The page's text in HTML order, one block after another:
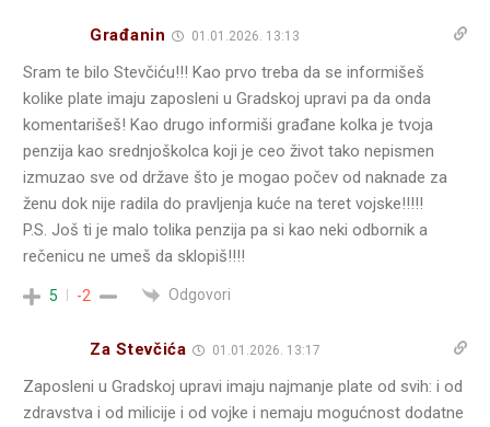
Građanin 01.01.2026. 13:13
Sram te bilo Stevčiću!!! Kao prvo treba da se informišeš
kolike plate imaju zaposleni u Gradskoj upravi pa da onda
komentarišeš! Kao drugo informiši građane kolka je tvoja
penzija kao srednjoškolca koji je ceo život tako nepismen
izmuzao sve od države što je mogao počev od naknade za
ženu dok nije radila do pravljenja kuće na teret vojske!!!!!
P.S. Još ti je malo tolika penzija pa si kao neki odbornik a
rečenicu ne umeš da sklopiš!!!!
5 -2 Odgovori
Za Stevčića 01.01.2026. 13:17
Zaposleni u Gradskoj upravi imaju najmanje plate od svih: i od
zdravstva i od milicije i od vojke i nemaju mogućnost dodatne